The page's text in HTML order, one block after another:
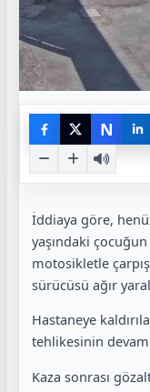
N
İddiaya göre,
yaşındaki
motosikletle
sürücüsü ağır
Hastaneye
tehlikesinin
Kaza sonrası